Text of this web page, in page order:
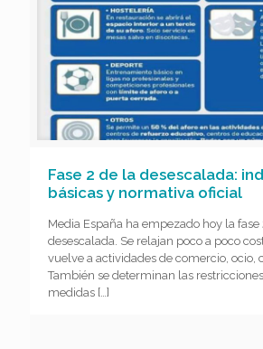
Fase 2 de la desescalada:
básicas y normativa oficial
Media España ha empezado hoy la fase
desescalada. Se relajan poco a poco
vuelve a actividades de comercio, ocio,
También se determinan las
medidas […]